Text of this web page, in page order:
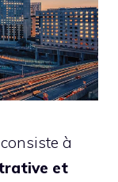
consiste à
et